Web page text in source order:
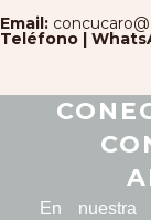
Email:
Teléfono |
En nuestra